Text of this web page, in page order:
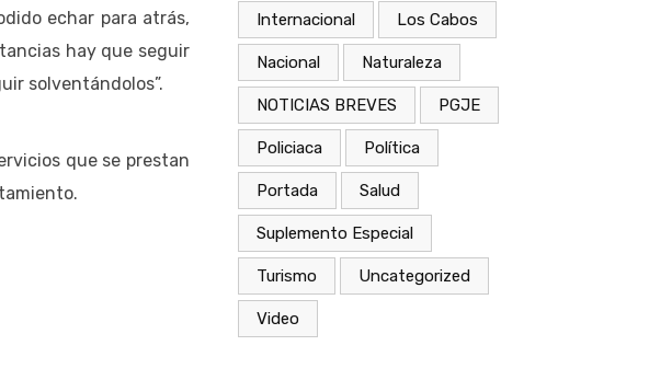
echar para atrás,
hay que seguir
solventándolos”.
que se prestan
Internacional Los Cabos
Nacional Naturaleza
NOTICIAS BREVES PGJE
Policiaca Política
Portada Salud
Suplemento Especial
Turismo Uncategorized
Video